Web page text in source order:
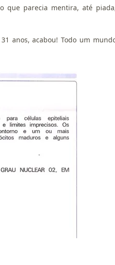
que parecia mentira, até
anos, acabou! Todo um